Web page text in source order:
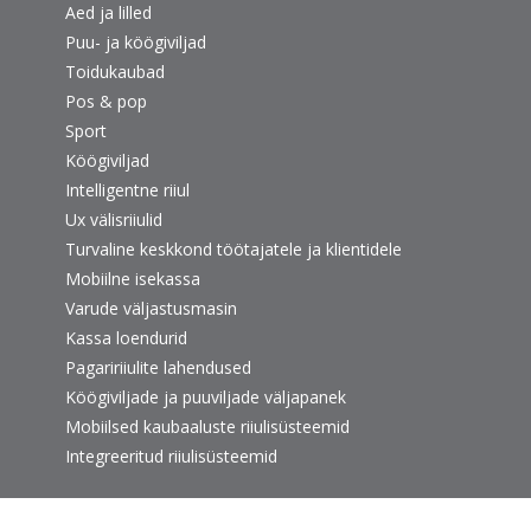
Aed ja lilled
Puu- ja köögiviljad
Toidukaubad
Pos & pop
Sport
Köögiviljad
Intelligentne riiul
Ux välisriiulid
Turvaline keskkond töötajatele ja klientidele
Mobiilne isekassa
Varude väljastusmasin
Kassa loendurid
Pagaririiulite lahendused
Köögiviljade ja puuviljade väljapanek
Mobiilsed kaubaaluste riiulisüsteemid
Integreeritud riiulisüsteemid